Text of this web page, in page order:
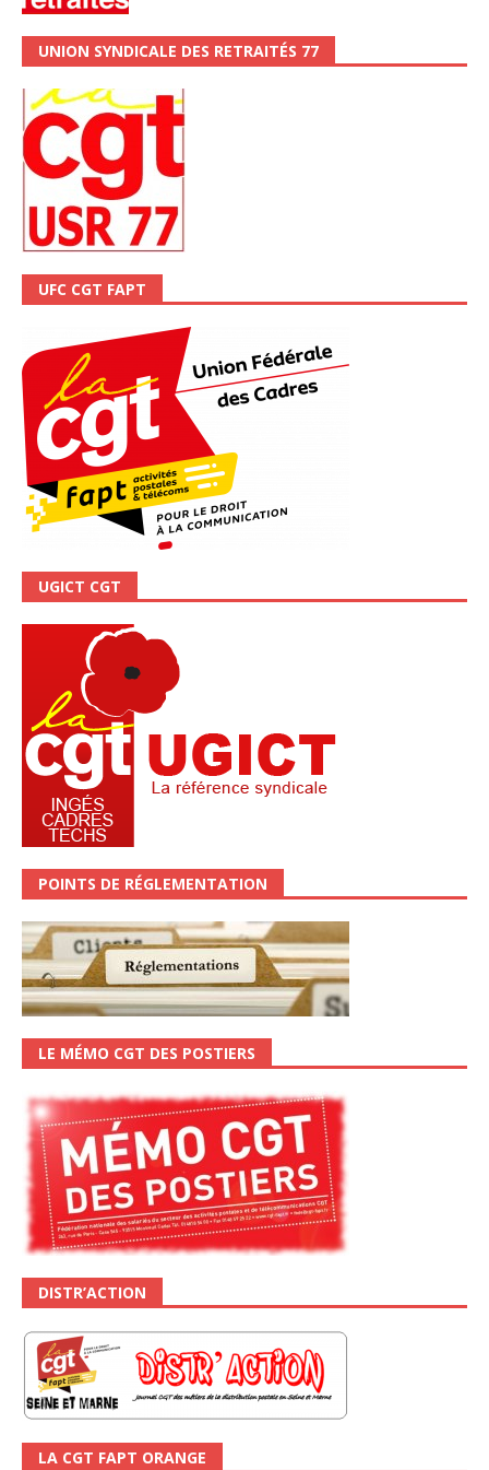
UNION SYNDICALE DES RETRAITÉS 77
UFC CGT FAPT
UGICT CGT
POINTS DE RÉGLEMENTATION
LE MÉMO CGT DES POSTIERS
DISTR’ACTION
LA CGT FAPT ORANGE